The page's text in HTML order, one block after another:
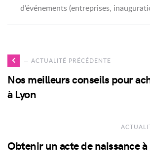
d’événements (entreprises,
— ACTUALITÉ PRÉCÉDENTE
Nos meilleurs conseils pour
à Lyon
Voir
l'actualité
Nos
meilleurs
acheter
Obtenir un acte de naissance à